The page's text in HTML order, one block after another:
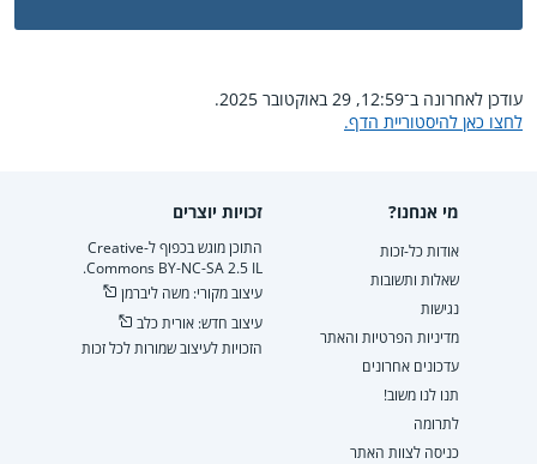
עודכן לאחרונה ב־12:59, 29 באוקטובר 2025.
לחצו כאן להיסטוריית הדף.
מי אנחנו?
אודות כל-זכות
שאלות ותשובות
נגישות
מדיניות הפרטיות והאתר
עדכונים אחרונים
תנו לנו משוב!
לתרומה
כניסה לצוות האתר
זכויות יוצרים
התוכן מוגש בכפוף ל-Creative
Commons BY-NC-SA 2.5 IL.
עיצוב מקורי: משה ליברמן
עיצוב חדש: אורית כלב
הזכויות לעיצוב שמורות לכל זכות